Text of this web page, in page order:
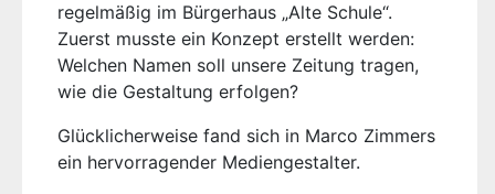
regelmäßig im Bürgerhaus „Alte Schule“.
Zuerst musste ein Konzept erstellt werden:
Welchen Namen soll unsere Zeitung tragen,
wie die Gestaltung erfolgen?
Glücklicherweise fand sich in Marco Zimmers
ein hervorragender Mediengestalter.